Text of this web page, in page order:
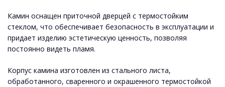
Камин оснащен приточной дверцей с термостойким
стеклом, что обеспечивает безопасность в эксплуатации и
придает изделию эстетическую ценность, позволяя
постоянно видеть пламя.
Корпус камина изготовлен из стального листа,
обработанного, сваренного и окрашенного термостойкой